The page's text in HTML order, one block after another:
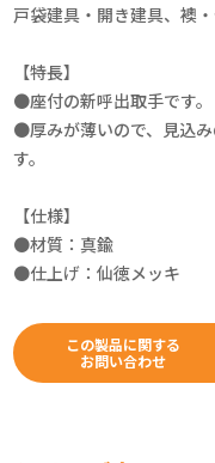
戸袋建具・開き建具、襖
【特長】
●座付の新呼出取手です。
●厚みが薄いので、見込
す。
【仕様】
●材質：真鍮
●仕上げ：仙徳メッキ
この製品に関する
お問い合わせ